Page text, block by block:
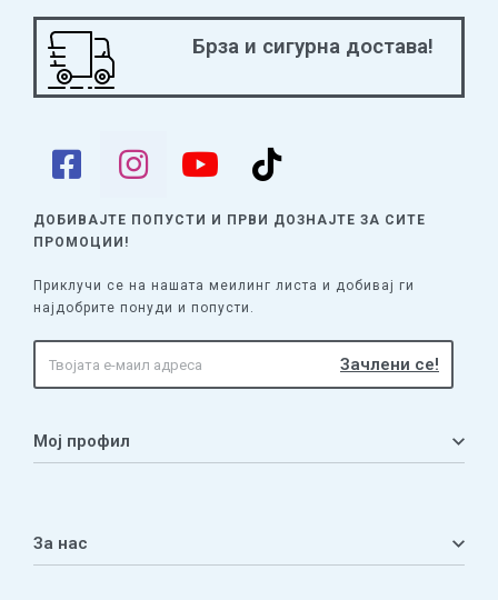
Брза и сигурна достава!
ДОБИВАЈТЕ ПОПУСТИ И ПРВИ ДОЗНАЈТЕ ЗА СИТЕ
ПРОМОЦИИ!
Приклучи се на нашата меилинг листа и добивај ги
најдобрите понуди и попусти.
Мој профил
Листа на желби
За нас